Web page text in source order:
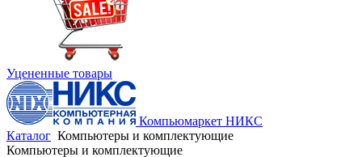
Уцененные товары
Компьюмаркет НИКС
Каталог Компьютеры и комплектующие
Компьютеры и комплектующие